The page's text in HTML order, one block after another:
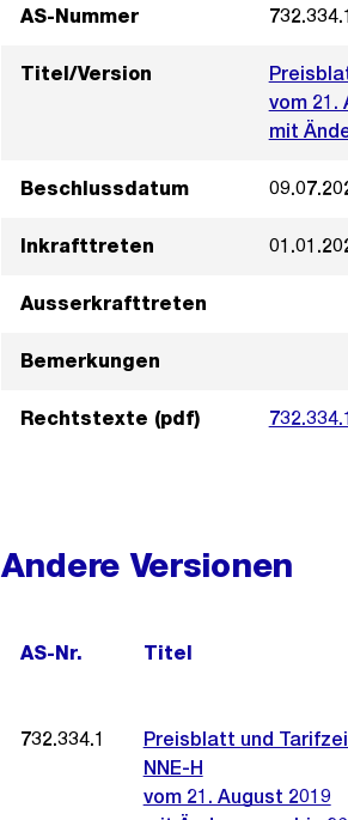
AS-Nummer
Titel/Version
vom 21.
mit
Beschlussdatum
Inkrafttreten
Ausserkrafttreten
Bemerkungen
Rechtstexte (pdf)
Andere Versionen
AS-Nr. Titel
732.334.1
Preisblatt und
NNE-H
vom 21. August 2019